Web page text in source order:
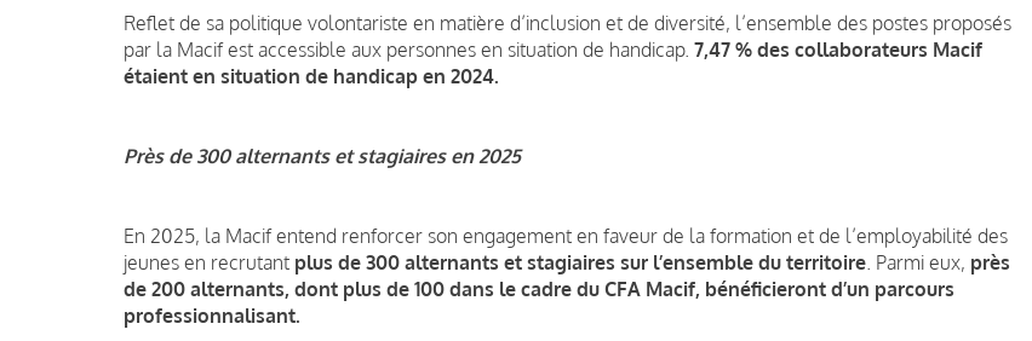
Reflet de sa politique volontariste en matière d’inclusion et de diversité, l’ensemble des postes proposés
par la Macif est accessible aux personnes en situation de handicap. 7,47 % des collaborateurs Macif
étaient en situation de handicap en 2024.
Près de 300 alternants et stagiaires en 2025
En 2025, la Macif entend renforcer son engagement en faveur de la formation et de l’employabilité des
jeunes en recrutant plus de 300 alternants et stagiaires sur l’ensemble du territoire . Parmi eux, près
de 200 alternants, dont plus de 100 dans le cadre du CFA Macif, bénéficieront d’un parcours
professionnalisant.